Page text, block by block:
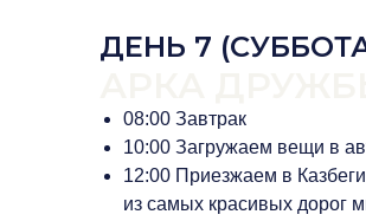
ДЕНЬ 7
08:00 Завтрак
10:00 Загружаем вещи в
12:00 Приезжаем в
из самых красивых дорог